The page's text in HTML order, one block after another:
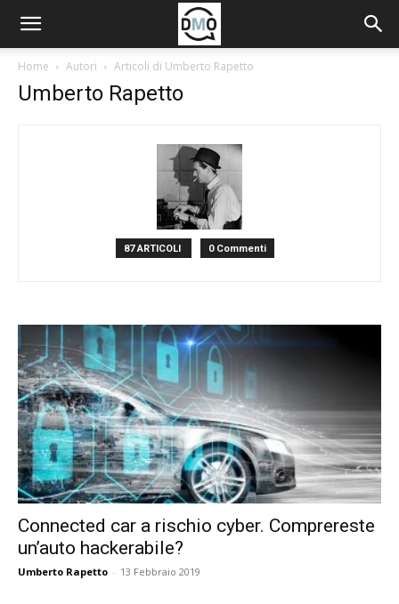
Home Autori Articoli di Umberto Rapetto
Umberto Rapetto
87 ARTICOLI 0 Commenti
Connected car a rischio cyber. Comprereste
un’auto hackerabile?
Umberto Rapetto - 13 Febbraio 2019